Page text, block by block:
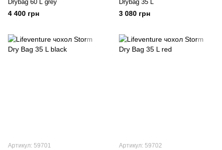
Drybag 60 L grey
4 400 грн
Drybag 35 L
3 080 грн
Артикул: 59701 Артикул: 59702